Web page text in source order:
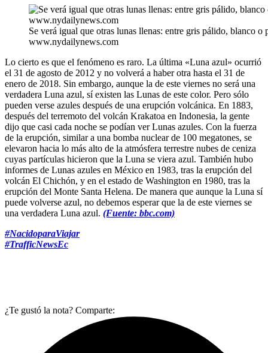
Se verá igual que otras lunas llenas: entre gris pálido, blanco o
www.nydailynews.com
Lo cierto es que el fenómeno es raro. La última «Luna azul» ocurrió
el 31 de agosto de 2012 y no volverá a haber otra hasta el 31 de
enero de 2018. Sin embargo, aunque la de este viernes no será una
verdadera Luna azul, sí existen las Lunas de este color. Pero sólo
pueden verse azules después de una erupción volcánica. En 1883,
después del terremoto del volcán Krakatoa en Indonesia, la gente
dijo que casi cada noche se podían ver Lunas azules. Con la fuerza
de la erupción, similar a una bomba nuclear de 100 megatones, se
elevaron hacia lo más alto de la atmósfera terrestre nubes de ceniza
cuyas partículas hicieron que la Luna se viera azul. También hubo
informes de Lunas azules en México en 1983, tras la erupción del
volcán El Chichón, y en el estado de Washington en 1980, tras la
erupción del Monte Santa Helena. De manera que aunque la Luna sí
puede volverse azul, no debemos esperar que la de este viernes se
una verdadera Luna azul. (Fuente: bbc.com)
#NacidoparaViajar
#TrafficNewsEc
¿Te gustó la nota? Comparte: